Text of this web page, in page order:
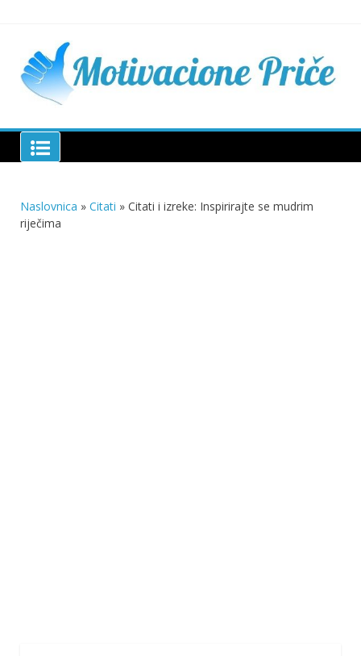
Motivacione Priče
Naslovnica » Citati » Citati i izreke: Inspirirajte se mudrim
riječima